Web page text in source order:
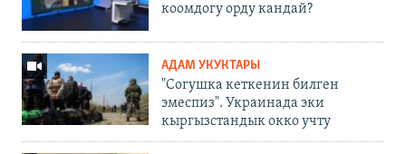
коомдогу орду кандай?
АДАМ УКУКТАРЫ
"Согушка кеткенин билген
эмеспиз". Украинада эки
кыргызстандык окко учту